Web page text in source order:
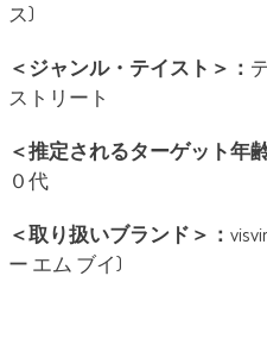
ス)
＜ジャンル・テイスト＞：
ストリート
＜推定されるターゲット年
０代
＜取り扱いブランド＞：
ー エム ブイ)